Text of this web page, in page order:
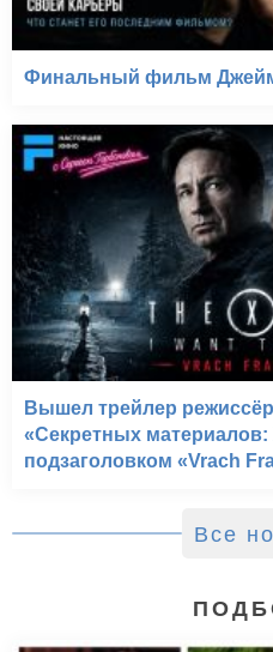
Финальный фильм
Вышел трейлер
«Секретных материалов:
подзаголовком «Vrach
Все